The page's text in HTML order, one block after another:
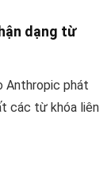
dạng từ
Anthropic phát
các từ khóa liên